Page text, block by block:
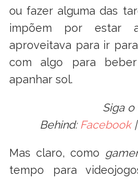
ou fazer alguma das
impõem por estar
aproveitava para ir
com algo para
apanhar sol.
Siga o
Behind: Facebook|
Mas claro, como gamer
tempo para